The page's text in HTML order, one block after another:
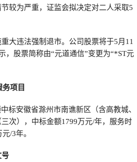
较为严重，证监会拟决定对二人采取5
大违法强制退市。公司股票将于5月11
，股票简称由“元道通信”变更为“*ST元
项目
标安徽省滁州市南谯新区（含高教城、
次），中标金额1799万元/年，服务时
/3年。
号